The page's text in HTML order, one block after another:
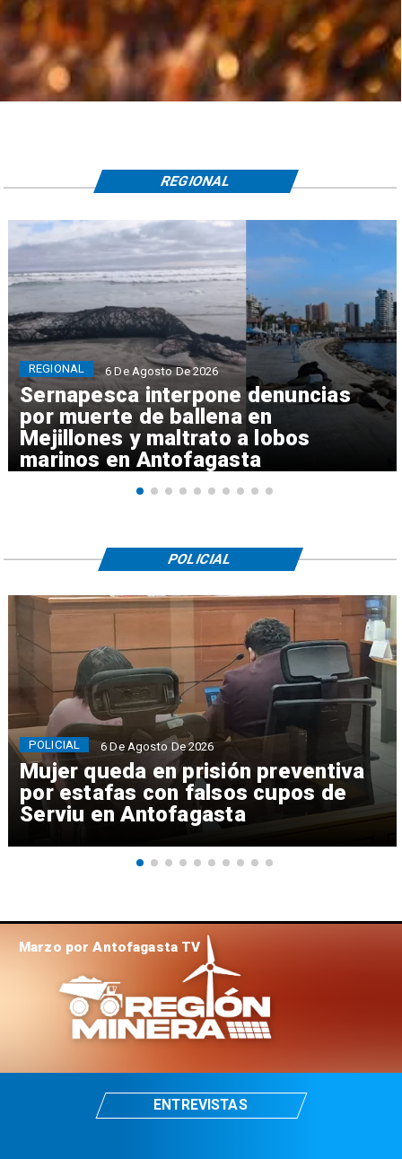
Sernapesca interpone denuncias
por muerte de ballena en
Mejillones y maltrato a lobos
marinos en Antofagasta
REGIONAL 6 De Agosto De 2026
REGIONAL
Mujer queda en prisión preventiva
por estafas con falsos cupos de
Serviu en Antofagasta
POLICIAL 6 De Agosto De 2026
POLICIAL
Marzo por Antofagasta TV
ENTREVISTAS